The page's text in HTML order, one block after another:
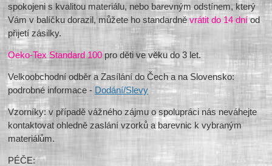
spokojeni s kvalitou materiálu, nebo barevným odstínem, který
Vám v balíčku dorazil, můžete ho standardněvrátit do 14 dníod
přijetí zásilky.
Oeko-Tex Standard 100pro děti ve věku do 3 let.
Velkoobchodní odběr a Zasílání do Čech a na Slovensko:
podrobné informace - Dodání/Slevy
Vzorníky: v případě vážného zájmu o spolupráci nás neváhejte
kontaktovat ohledně zaslání vzorků a barevnic k vybraným
materiálům.
PÉČE: